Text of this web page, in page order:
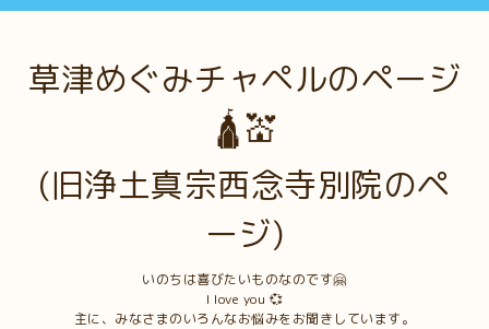
草津めぐみチャペルのページ
🛕💒
(旧浄土真宗西念寺別院のペ
ージ)
いのちは喜びたいものなのです🤗
I love you 💞
主に、みなさまのいろんなお悩みをお聞きしています。